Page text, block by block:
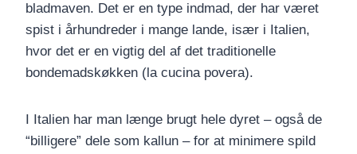
bladmaven. Det er en type indmad, der har været
spist i århundreder i mange lande, især i Italien,
hvor det er en vigtig del af det traditionelle
bondemadskøkken (la cucina povera).
I Italien har man længe brugt hele dyret – også de
“billigere” dele som kallun – for at minimere spild